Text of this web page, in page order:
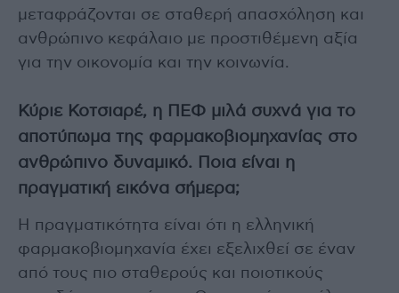
μεταφράζονται σε σταθερή απασχόληση και
ανθρώπινο κεφάλαιο με προστιθέμενη αξία
για την οικονομία και την κοινωνία.
Κύριε Κοτσιαρέ, η ΠΕΦ μιλά συχνά για το
αποτύπωμα της φαρμακοβιομηχανίας στο
ανθρώπινο δυναμικό. Ποια είναι η
πραγματική εικόνα σήμερα;
Η πραγματικότητα είναι ότι η ελληνική
φαρμακοβιομηχανία έχει εξελιχθεί σε έναν
από τους πιο σταθερούς και ποιοτικούς